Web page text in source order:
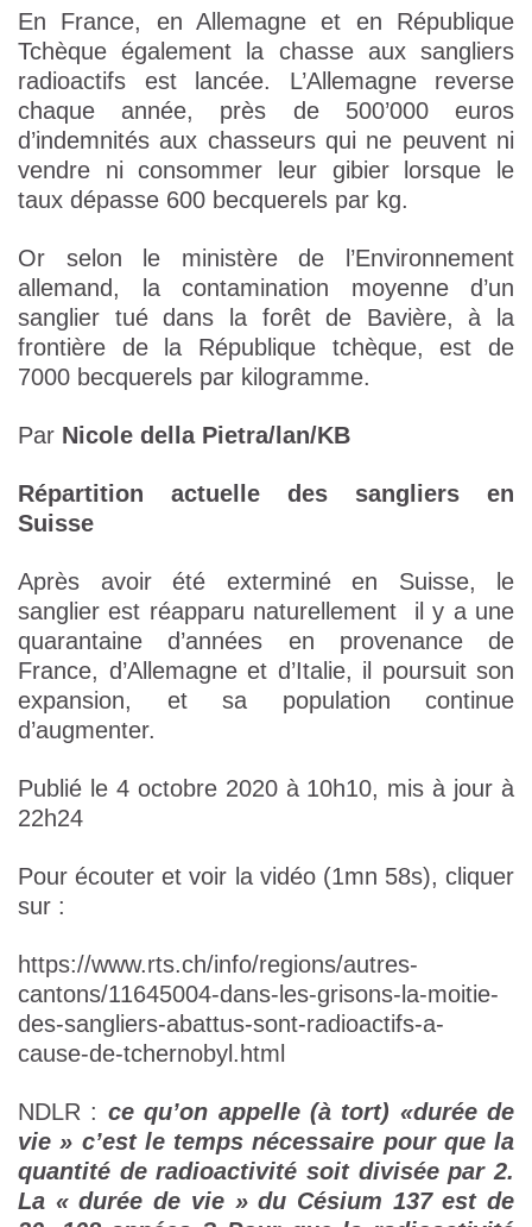
En France, en Allemagne et en République
Tchèque également la chasse aux sangliers
radioactifs est lancée. L’Allemagne reverse
chaque année, près de 500’000 euros
d’indemnités aux chasseurs qui ne peuvent ni
vendre ni consommer leur gibier lorsque le
taux dépasse 600 becquerels par kg.
Or selon le ministère de l’Environnement
allemand, la contamination moyenne d’un
sanglier tué dans la forêt de Bavière, à la
frontière de la République tchèque, est de
7000 becquerels par kilogramme.
Par Nicole della Pietra/lan/KB
Répartition actuelle des sangliers en
Suisse
Après avoir été exterminé en Suisse, le
sanglier est réapparu naturellement il y a une
quarantaine d’années en provenance de
France, d’Allemagne et d’Italie, il poursuit son
expansion, et sa population continue
d’augmenter.
Publié le 4 octobre 2020 à 10h10, mis à jour à
22h24
Pour écouter et voir la vidéo (1mn 58s), cliquer
sur :
https://www.rts.ch/info/regions/autres-
cantons/11645004-dans-les-grisons-la-moitie-
des-sangliers-abattus-sont-radioactifs-a-
cause-de-tchernobyl.html
NDLR : ce qu’on appelle (à tort) «durée de
vie » c’est le temps nécessaire pour que la
quantité de radioactivité soit divisée par 2.
La « durée de vie » du Césium 137 est de